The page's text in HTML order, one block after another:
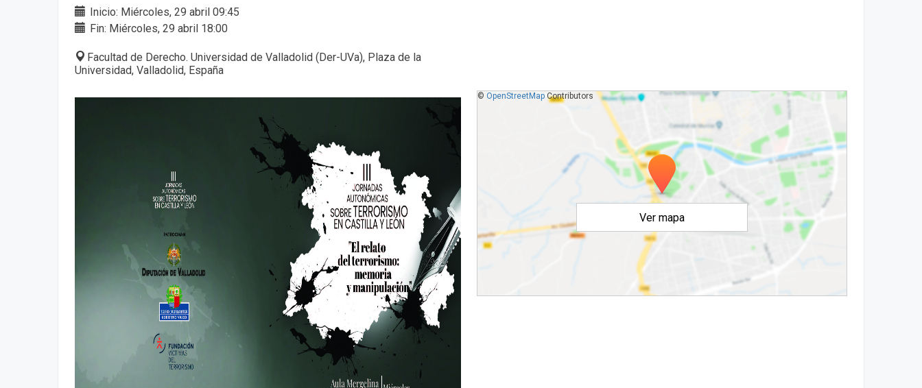
Inicio: Miércoles, 29 abril 09:45
Fin: Miércoles, 29 abril 18:00
Facultad de Derecho. Universidad de Valladolid (Der-UVa), Plaza de la
Universidad, Valladolid, España
Ver mapa
© OpenStreetMapContributors